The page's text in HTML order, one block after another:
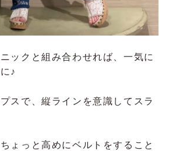
ックと組み合わせれば、一気に
♪
スで、縦ラインを意識してスラ
ょっと高めにベルトをすること